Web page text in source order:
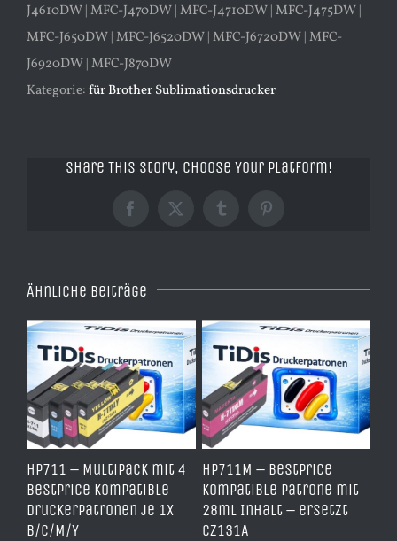
J4610DW | MFC-J470DW | MFC-J4710DW | MFC-J475DW |
MFC-J650DW | MFC-J6520DW | MFC-J6720DW | MFC-
J6920DW | MFC-J870DW
Kategorie:für Brother Sublimationsdrucker
Share This Story, Choose Your Platform!
Facebook
X TumblrPinterest
Ähnliche Beiträge
HP711 – Multipack mit 4
BestPrice kompatible
Druckerpatronen je 1x
B/C/M/Y
HP711M – BestPrice
kompatible Patrone mit
28ml Inhalt – ersetzt
CZ131A